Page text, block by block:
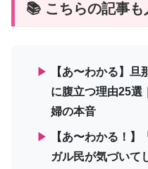
📚 こちらの記事も
▶
【あ〜わかる】
に腹立つ理由25選
婦の本音
▶
【あ〜わかる！】
ガル民が気づいて